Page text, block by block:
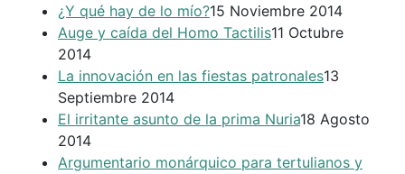
¿Y qué hay de lo mío?15 Noviembre 2014
Auge y caída del Homo Tactilis11 Octubre
2014
La innovación en las fiestas patronales13
Septiembre 2014
El irritante asunto de la prima Nuria18 Agosto
2014
Argumentario monárquico para tertulianos y